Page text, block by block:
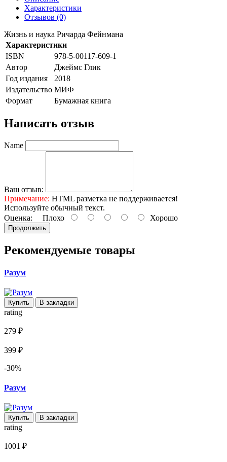
Характеристики
Отзывов (0)
Жизнь и наука Ричарда Фейнмана
Характеристики
ISBN
978-5-00117-609-1
Автор
Джеймс Глик
Год издания
2018
Издательство МИФ
Формат
Бумажная книга
Написать отзыв
Name
Ваш отзыв:
Примечание: HTML разметка не поддерживается!
Используйте обычный текст.
Оценка: Плохо Хорошо
Продолжить
Рекомендуемые товары
Разум
Купить В закладки
rating
279 ₽
399 ₽
-30%
Разум
Купить В закладки
rating
1001 ₽